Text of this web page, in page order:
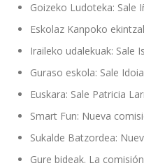
Goizeko Ludoteka: Sale
Eskolaz Kanpoko
Iraileko udalekuak: Sale
Guraso eskola: Sale
Euskara: Sale Patricia
Smart Fun: Nueva
Sukalde Batzordea:
Gure bideak. La